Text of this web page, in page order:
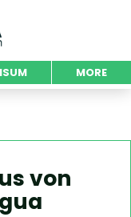
MORE
von